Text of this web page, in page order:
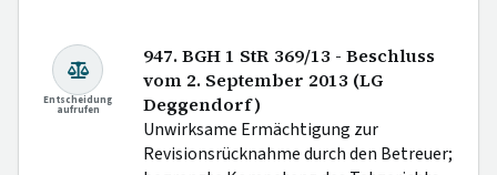
Entscheidung
aufrufen
947. BGH 1 StR 369/13 - Beschluss
vom 2. September 2013 (LG
Deggendorf)
Unwirksame Ermächtigung zur
Revisionsrücknahme durch den Betreuer;